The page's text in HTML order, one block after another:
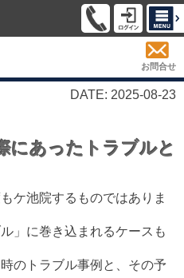
お問合せ
DATE: 2025-08-23
にあったトラブルと
ケ池院するものではありま
」に巻き込まれるケースも
のトラブル事例と、その予